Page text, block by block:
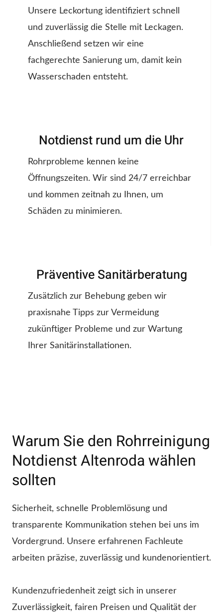
Unsere Leckortung identifiziert schnell
und zuverlässig die Stelle mit Leckagen.
Anschließend setzen wir eine
fachgerechte Sanierung um, damit kein
Wasserschaden entsteht.
Notdienst rund um die Uhr
Rohrprobleme kennen keine
Öffnungszeiten. Wir sind 24/7 erreichbar
und kommen zeitnah zu Ihnen, um
Schäden zu minimieren.
Präventive Sanitärberatung
Zusätzlich zur Behebung geben wir
praxisnahe Tipps zur Vermeidung
zukünftiger Probleme und zur Wartung
Ihrer Sanitärinstallationen.
Warum Sie den Rohrreinigung
Notdienst Altenroda wählen
sollten
Sicherheit, schnelle Problemlösung und
transparente Kommunikation stehen bei uns im
Vordergrund. Unsere erfahrenen Fachleute
arbeiten präzise, zuverlässig und kundenorientiert.
Kundenzufriedenheit zeigt sich in unserer
Zuverlässigkeit, fairen Preisen und Qualität der